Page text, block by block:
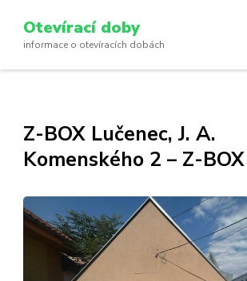
content
(Press
Otevírací doby
informace o otevíracích dobách
Z-BOX Lučenec, J. A.
Komenského 2 – Z-BOX